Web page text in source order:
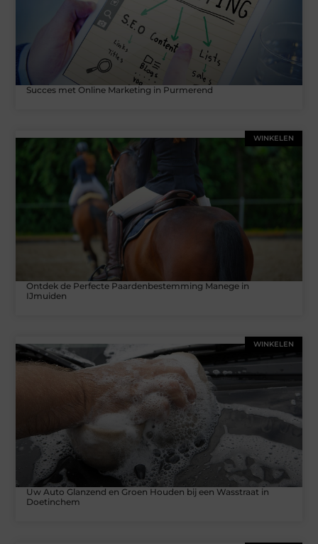
Succes met Online Marketing in Purmerend
WINKELEN
Ontdek de Perfecte Paardenbestemming Manege in
IJmuiden
WINKELEN
Uw Auto Glanzend en Groen Houden bij een Wasstraat in
Doetinchem